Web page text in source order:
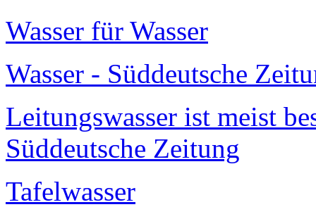
Wasser für Wasser
Wasser - Süddeutsche
Leitungswasser ist meist
Süddeutsche Zeitung
Tafelwasser